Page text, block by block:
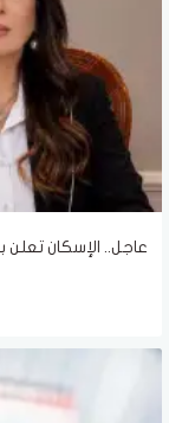
عاجل.. الإسكان